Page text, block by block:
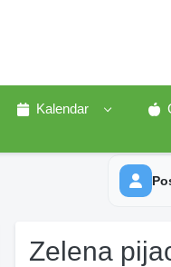
Kalendar
Zelena